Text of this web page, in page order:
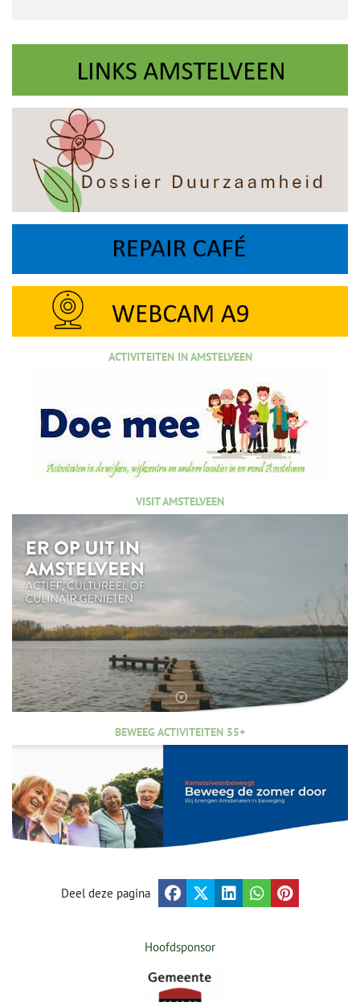
ACTIVITEITEN IN AMSTELVEEN
VISIT AMSTELVEEN
BEWEEG ACTIVITEITEN 55+
Deel deze pagina
Hoofdsponsor